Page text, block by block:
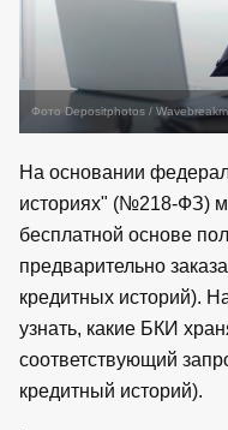
Фото Depositphotos /
На основании
историях" (№218-ФЗ)
бесплатной основе
предварительно
кредитных историй).
узнать, какие БКИ
соответствующий
кредитный историй).